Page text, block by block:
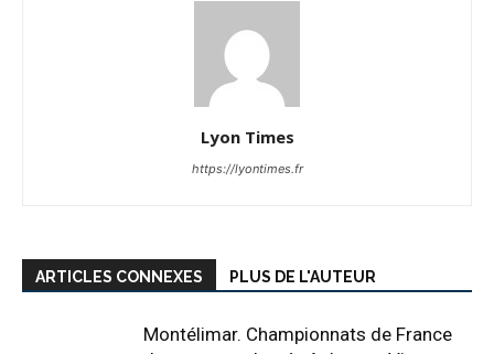
Lyon Times
https://lyontimes.fr
ARTICLES CONNEXES PLUS DE L'AUTEUR
Montélimar. Championnats de France